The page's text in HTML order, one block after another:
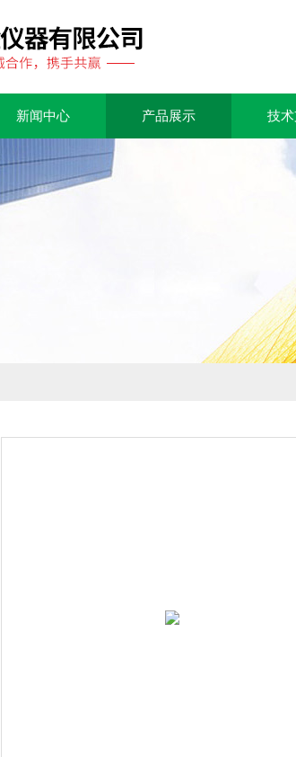
新闻中心 产品展示 技